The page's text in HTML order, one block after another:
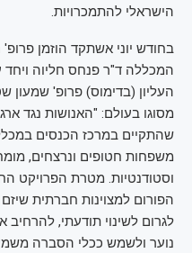
הישראלי להתמכרויות.
בחודש יוני אשתקד הוזמן פרופ'
המכללה ד"ר פנחס חליוה
העליון (בדימוס) פרופ'
מסוגו בעולם: "האנושות נגד
שהתקיים במרכז הכנסים
משפחות חטופים ונרצחים,
וסטודנטיות. מטרת הפרויקט
הפורום למצוינות חברתית
לגרום לשינוי תודעתי,
נוער ולשמש ככלי הסברה